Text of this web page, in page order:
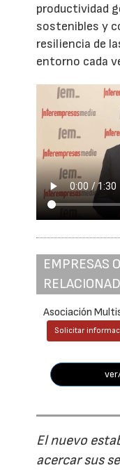
productividad
sostenibles y
resiliencia de
entorno cada
EMPRESAS
Asociación
Solicitar
El nuevo
acercar sus